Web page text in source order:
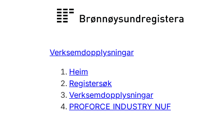
Registersøk
Registrere, endre, slette
Verksemdopplysningar
Heim
Registersøk
Verksemdopplysningar
PROFORCE INDUSTRY NUF